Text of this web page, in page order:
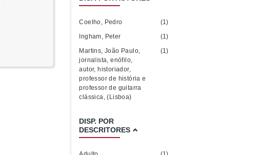
Coelho, Pedro
(1)
Ingham, Peter
(1)
Martins, João Paulo,
jornalista, enófilo,
autor, historiador,
professor de história e
professor de guitarra
clássica, (Lisboa)
(1)
DISP. POR
DESCRITORES